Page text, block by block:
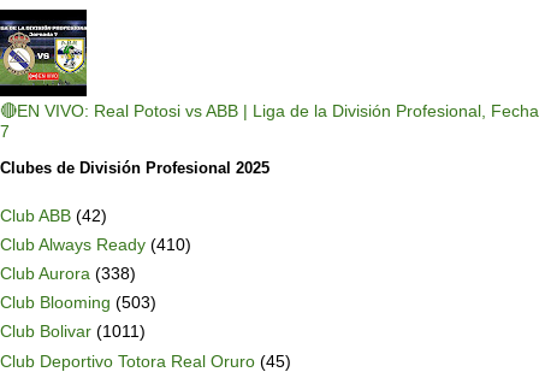
🔴EN VIVO: Real Potosi vs ABB | Liga de la División Profesional, Fecha
7
Clubes de División Profesional 2025
Club ABB (42)
Club Always Ready (410)
Club Aurora (338)
Club Blooming (503)
Club Bolivar (1011)
Club Deportivo Totora Real Oruro (45)